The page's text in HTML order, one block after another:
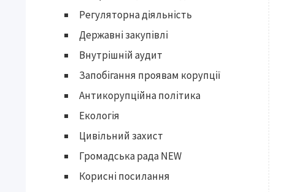
Регуляторна діяльність
Державні закупівлі
Внутрішній аудит
Запобігання проявам корупції
Антикорупційна політика
Екологія
Цивільний захист
Громадська рада NEW
Корисні посилання